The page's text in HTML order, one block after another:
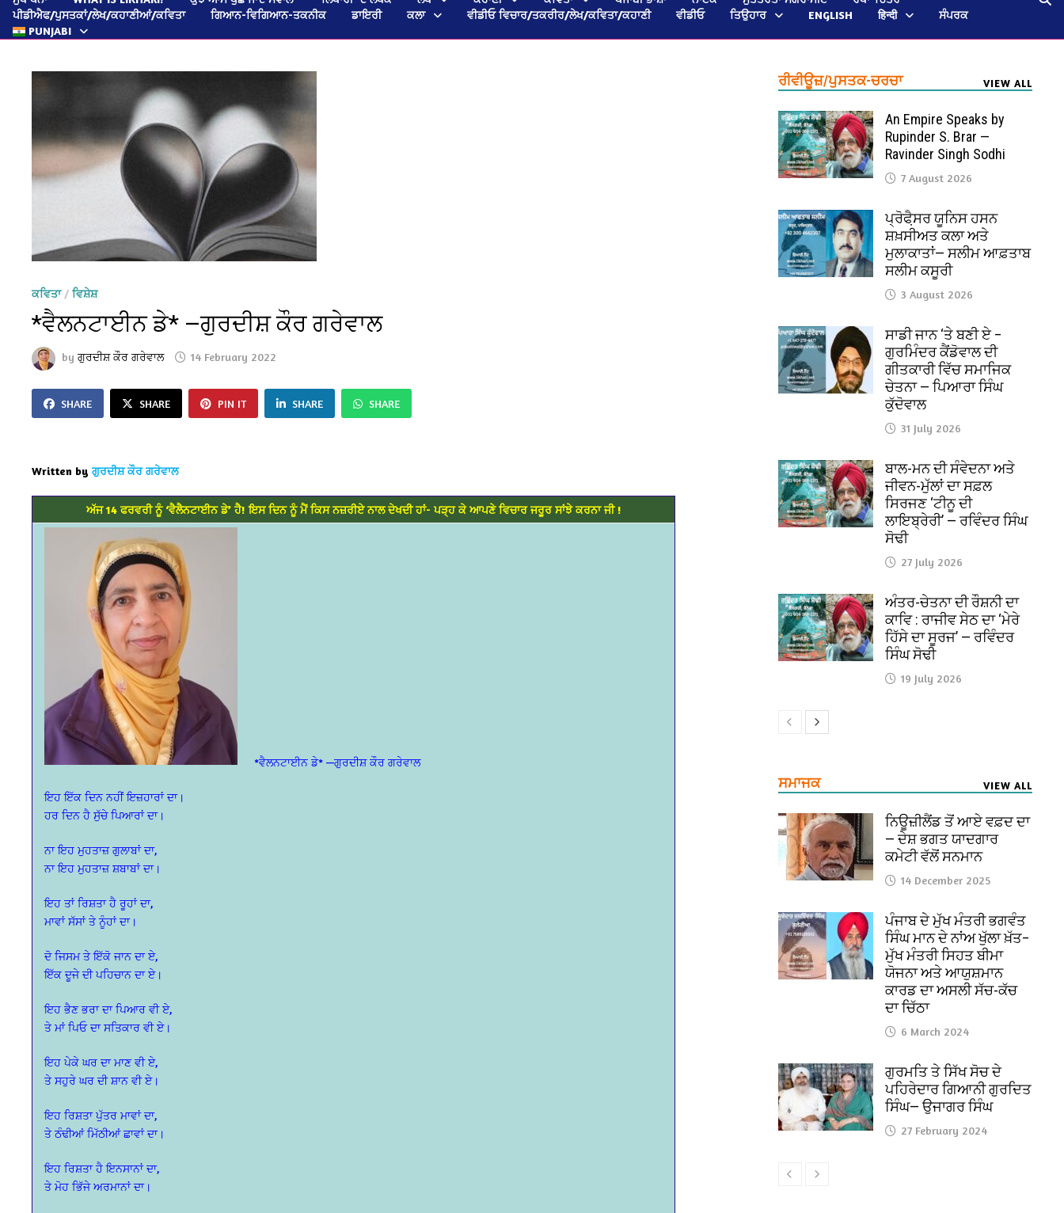
ਪੀਡੀਐਫ/ਪੁਸਤਕਾਂ/ਲੇਖ/ਕਹਾਣੀਆਂ/ਕਵਿਤਾ
ਗਿਆਨ-ਵਿਗਿਆਨ-ਤਕਨੀਕ ਡਾਇਰੀ ਕਲਾ ਵੀਡੀਓ ਵਿਚਾਰ/ਤਕਰੀਰ/ਲੇਖ/ਕਵਿਤਾ/ਕਹਾਣੀ ਵੀਡੀਓ ਤਿਉਹਾਰ ENGLISH हिन्दी
ਸੰਪਰਕ
PUNJABI
ਕਵਿਤਾ/ਵਿਸ਼ੇਸ਼
*ਵੈਲਨਟਾਈਨ ਡੇ* —ਗੁਰਦੀਸ਼ ਕੌਰ ਗਰੇਵਾਲ
byਗੁਰਦੀਸ਼ ਕੌਰ ਗਰੇਵਾਲ 14 February 2022
SHARE SHARE PIN IT SHARE SHARE
Written by ਗੁਰਦੀਸ਼ ਕੌਰ ਗਰੇਵਾਲ
ਅੱਜ 14 ਫਰਵਰੀ ਨੂੰ ‘ਵੈਲੈਨਟਾਈਨ ਡੇ’ ਹੈ! ਇਸ ਦਿਨ ਨੂੰ ਮੈਂ ਕਿਸ ਨਜ਼ਰੀਏ ਨਾਲ ਦੇਖਦੀ ਹਾਂ- ਪੜ੍ਹ ਕੇ ਆਪਣੇ ਵਿਚਾਰ ਜਰੂਰ ਸਾਂਝੇ ਕਰਨਾ ਜੀ !
*ਵੈਲਨਟਾਈਨ ਡੇ* —ਗੁਰਦੀਸ਼ ਕੌਰ ਗਰੇਵਾਲ
ਇਹ ਇੱਕ ਦਿਨ ਨਹੀਂ ਇਜ਼ਹਾਰਾਂ ਦਾ।
ਹਰ ਦਿਨ ਹੈ ਸੁੱਚੇ ਪਿਆਰਾਂ ਦਾ।
ਨਾ ਇਹ ਮੁਹਤਾਜ਼ ਗੁਲਾਬਾਂ ਦਾ,
ਨਾ ਇਹ ਮੁਹਤਾਜ਼ ਸ਼ਬਾਬਾਂ ਦਾ।
ਇਹ ਤਾਂ ਰਿਸ਼ਤਾ ਹੈ ਰੂਹਾਂ ਦਾ,
ਮਾਵਾਂ ਸੱਸਾਂ ਤੇ ਨੂੰਹਾਂ ਦਾ।
ਦੋ ਜਿਸਮ ਤੇ ਇੱਕੋ ਜਾਨ ਦਾ ਏ,
ਇੱਕ ਦੂਜੇ ਦੀ ਪਹਿਚਾਨ ਦਾ ਏ।
ਇਹ ਭੈਣ ਭਰਾ ਦਾ ਪਿਆਰ ਵੀ ਏ,
ਤੇ ਮਾਂ ਪਿਓ ਦਾ ਸਤਿਕਾਰ ਵੀ ਏ।
ਇਹ ਪੇਕੇ ਘਰ ਦਾ ਮਾਣ ਵੀ ਏ,
ਤੇ ਸਹੁਰੇ ਘਰ ਦੀ ਸ਼ਾਨ ਵੀ ਏ।
ਇਹ ਰਿਸ਼ਤਾ ਪੁੱਤਰ ਮਾਵਾਂ ਦਾ,
ਤੇ ਠੰਢੀਆਂ ਮਿੱਠੀਆਂ ਛਾਵਾਂ ਦਾ।
ਇਹ ਰਿਸ਼ਤਾ ਹੈ ਇਨਸਾਨਾਂ ਦਾ,
ਤੇ ਮੋਹ ਭਿੱਜੇ ਅਰਮਾਨਾਂ ਦਾ।
ਰੀਵੀਊਜ਼/ਪੁਸਤਕ-ਚਰਚਾ VIEW ALL
An Empire Speaks by
Rupinder S. Brar —
Ravinder Singh Sodhi
7 August 2026
ਪ੍ਰੋਫੈ਼ਸਰ ਯੂਨਿਸ ਹਸਨ
ਸ਼ਖ਼ਸੀਅਤ ਕਲਾ ਅਤੇ
ਮੁਲਾਕਾਤਾਂ— ਸਲੀਮ ਆਫ਼ਤਾਬ
ਸਲੀਮ ਕਸੂਰੀ
3 August 2026
ਸਾਡੀ ਜਾਨ ‘ਤੇ ਬਣੀ ਏ –
ਗੁਰਮਿੰਦਰ ਕੈਂਡੋਵਾਲ ਦੀ
ਗੀਤਕਾਰੀ ਵਿੱਚ ਸਮਾਜਿਕ
ਚੇਤਨਾ — ਪਿਆਰਾ ਸਿੰਘ
ਕੁੱਦੋਵਾਲ
31 July 2026
ਬਾਲ-ਮਨ ਦੀ ਸੰਵੇਦਨਾ ਅਤੇ
ਜੀਵਨ-ਮੁੱਲਾਂ ਦਾ ਸਫ਼ਲ
ਸਿਰਜਣ ‘ਟੀਨੂ ਦੀ
ਲਾਇਬ੍ਰੇਰੀ’ — ਰਵਿੰਦਰ ਸਿੰਘ
ਸੋਢੀ
27 July 2026
ਅੰਤਰ-ਚੇਤਨਾ ਦੀ ਰੌਸ਼ਨੀ ਦਾ
ਕਾਵਿ : ਰਾਜੀਵ ਸੇਠ ਦਾ ‘ਮੇਰੇ
ਹਿੱਸੇ ਦਾ ਸੂਰਜ’ — ਰਵਿੰਦਰ
ਸਿੰਘ ਸੋਢੀ
19 July 2026
ਸਮਾਜਕ VIEW ALL
ਨਿਊਜ਼ੀਲੈਂਡ ਤੋਂ ਆਏ ਵਫ਼ਦ ਦਾ
— ਦੇਸ਼ ਭਗਤ ਯਾਦਗਾਰ
ਕਮੇਟੀ ਵੱਲੋਂ ਸਨਮਾਨ
14 December 2025
ਪੰਜਾਬ ਦੇ ਮੁੱਖ ਮੰਤਰੀ ਭਗਵੰਤ
ਸਿੰਘ ਮਾਨ ਦੇ ਨਾਂਅ ਖੁੱਲਾ ਖ਼ੱਤ–
ਮੁੱਖ ਮੰਤਰੀ ਸਿਹਤ ਬੀਮਾ
ਯੋਜਨਾ ਅਤੇ ਆਯੁਸ਼ਮਾਨ
ਕਾਰਡ ਦਾ ਅਸਲੀ ਸੱਚ-ਕੱਚ
ਦਾ ਚਿੱਠਾ
6 March 2024
ਗੁਰਮਤਿ ਤੇ ਸਿੱਖ ਸੋਚ ਦੇ
ਪਹਿਰੇਦਾਰ ਗਿਆਨੀ ਗੁਰਦਿਤ
ਸਿੰਘ— ਉਜਾਗਰ ਸਿੰਘ
27 February 2024